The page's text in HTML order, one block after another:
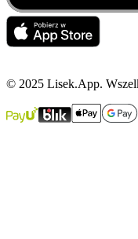
© 2025 Lisek.App.